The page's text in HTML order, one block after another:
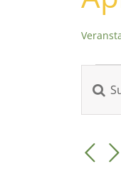
Bitte
Suche
nach